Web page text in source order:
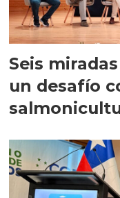
Seis
un desafío